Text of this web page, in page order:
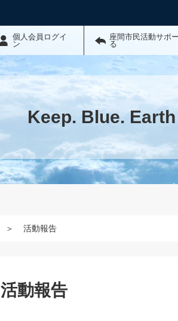
個人会員ログイ
ン
座間市民活動サポ
る
Keep. Blue. Earth
＞ 活動報告
活動報告